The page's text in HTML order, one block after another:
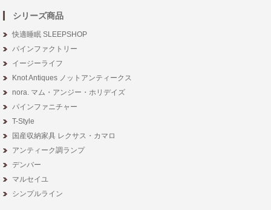
シリーズ商品
快適睡眠 SLEEPSHOP
パインファクトリー
イージーライフ
Knot Antiques ノットアンティークス
nora. マム・アンジー・ホリデイズ
パインファニチャー
T-Style
国産収納家具 レクサス・カマロ
アンティーク調ランプ
デンバー
マルセイユ
シンプルライン